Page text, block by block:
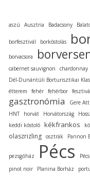
aszú Ausztria Badacsony
borfesztivál borkóstolás
borvacsora
cabernet sauvignon chardonnay
Dél-Dunántúli Borturisztikai
étterem
fehér fehérbor
gasztronómia Gere
HNT
horvát Horvátország
keddi kóstoló kékfrankos
olaszrizling osztrák Pannon
pezsgőház Pécs
pinot noir Planina Borház